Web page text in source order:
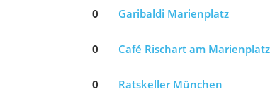
0 Garibaldi Marienplatz
0 Café Rischart am Marienplatz
0 Ratskeller München